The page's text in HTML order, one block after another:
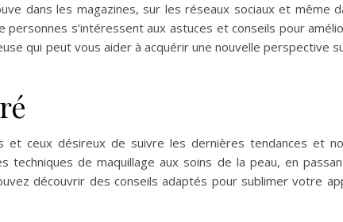
dans les magazines, sur les réseaux sociaux et même
personnes s’intéressent aux astuces et conseils pour
qui peut vous aider à acquérir une nouvelle perspective
ceux désireux de suivre les dernières tendances et
de maquillage aux soins de la peau, en
découvrir des conseils adaptés pour sublimer votre